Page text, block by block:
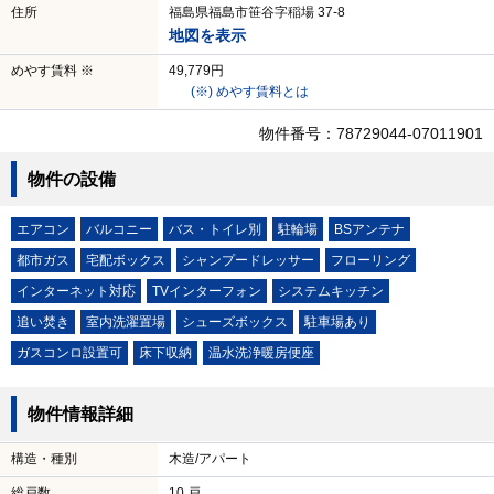
住所 福島県福島市笹谷字稲場 37-8
地図を表示
めやす賃料 ※
49,779円
(※) めやす賃料とは
物件番号：78729044-07011901
物件の設備
エアコン バルコニー バス・トイレ別 駐輪場
BSアンテナ
都市ガス
宅配ボックス シャンプードレッサー
フローリング
インターネット対応
TVインターフォン
システムキッチン
追い焚き
室内洗濯置場 シューズボックス
駐車場あり
ガスコンロ設置可
床下収納 温水洗浄暖房便座
物件情報詳細
構造・種別 木造/アパート